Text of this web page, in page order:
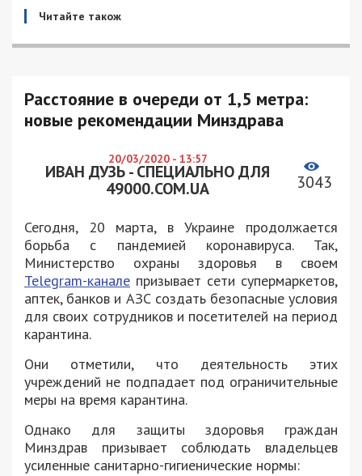
Читайте також
Расстояние в очереди от 1,5 метра:
новые рекомендации Минздрава
20/03/2020 - 13:57
ИВАН ДУЗЬ - СПЕЦИАЛЬНО ДЛЯ
49000.COM.UA
3043
Сегодня, 20 марта, в Украине продолжается
борьба с пандемией коронавируса. Так,
Министерство охраны здоровья в своем
Telegram-канале призывает сети супермаркетов,
аптек, банков и АЗС создать безопасные условия
для своих сотрудников и посетителей на период
карантина.
Они отметили, что деятельность этих
учреждений не подпадает под ограничительные
меры на время карантина.
Однако для защиты здоровья граждан
Минздрав призывает соблюдать владельцев
усиленные санитарно-гигиенические нормы: